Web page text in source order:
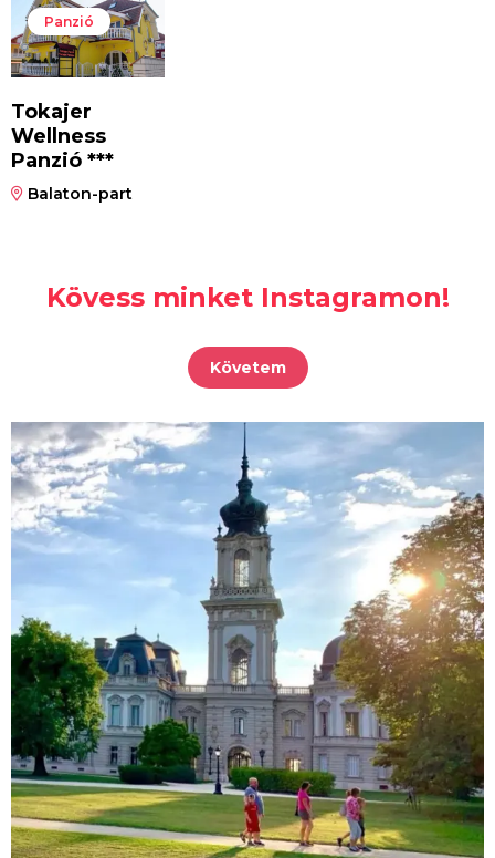
Panzió
Tokajer
Wellness
Panzió ***
Balaton-part
Kövess minket Instagramon!
Követem